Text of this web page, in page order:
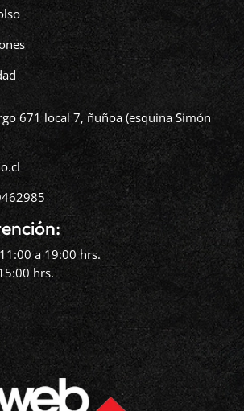
671 local 7, ñuñoa (esquina Simón
11:00 a 19:00 hrs.
hrs.